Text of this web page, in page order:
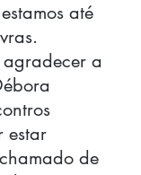
até
a
estar
de